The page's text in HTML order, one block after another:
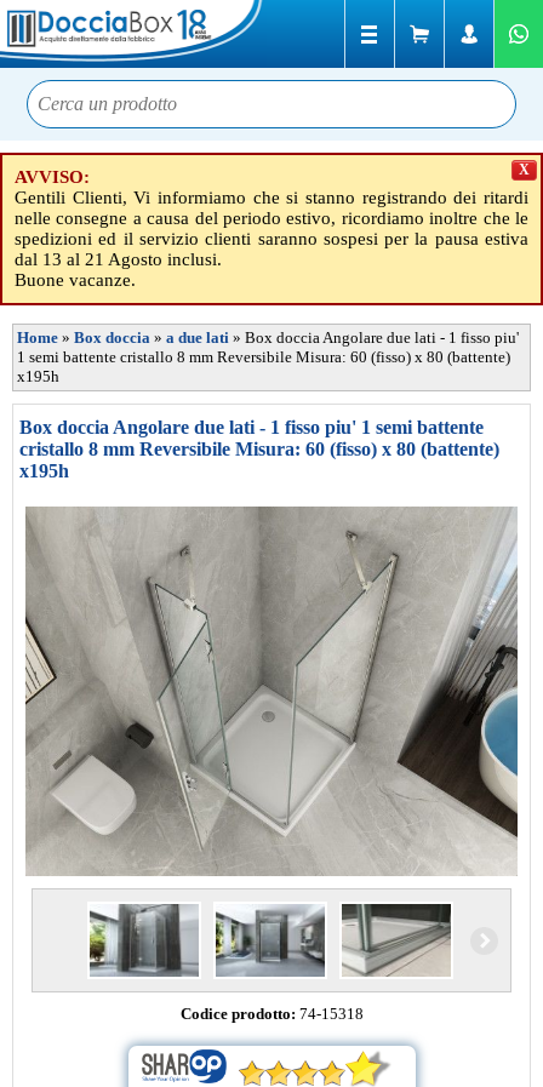
AVVISO:
Gentili Clienti, Vi informiamo che si stanno registrando dei ritardi
nelle consegne a causa del periodo estivo, ricordiamo inoltre che le
spedizioni ed il servizio clienti saranno sospesi per la pausa estiva
dal 13 al 21 Agosto inclusi.
Buone vacanze.
X
Home » Box doccia » a due lati » Box doccia Angolare due lati - 1 fisso piu'
1 semi battente cristallo 8 mm Reversibile Misura: 60 (fisso) x 80 (battente)
x195h
Box doccia Angolare due lati - 1 fisso piu' 1 semi battente
cristallo 8 mm Reversibile Misura: 60 (fisso) x 80 (battente)
x195h
Codice prodotto: 74-15318